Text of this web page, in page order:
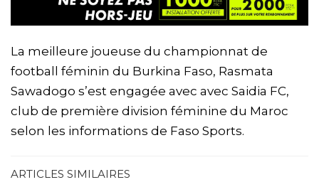
La meilleure joueuse du championnat de
football féminin du Burkina Faso, Rasmata
Sawadogo s’est engagée avec avec Saidia FC,
club de première division féminine du Maroc
selon les informations de Faso Sports.
ARTICLES SIMILAIRES